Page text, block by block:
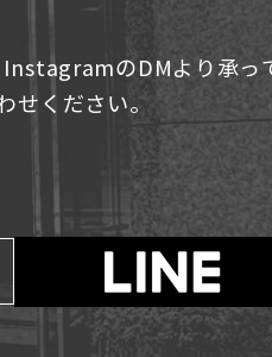
のDMより承っ
せください。